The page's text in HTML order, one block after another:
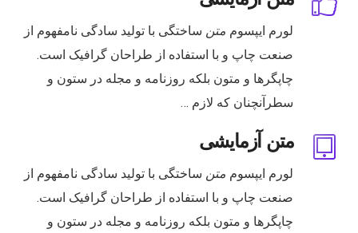
لورم ایپسوم متن ساختگی با تولید سادگی نامفهوم از
صنعت چاپ و با استفاده از طراحان گرافیک است.
چاپگرها و متون بلکه روزنامه و مجله در ستون و
سطرآنچنان که لازم …
متن آزمایشی
لورم ایپسوم متن ساختگی با تولید سادگی نامفهوم از
صنعت چاپ و با استفاده از طراحان گرافیک است.
چاپگرها و متون بلکه روزنامه و مجله در ستون و